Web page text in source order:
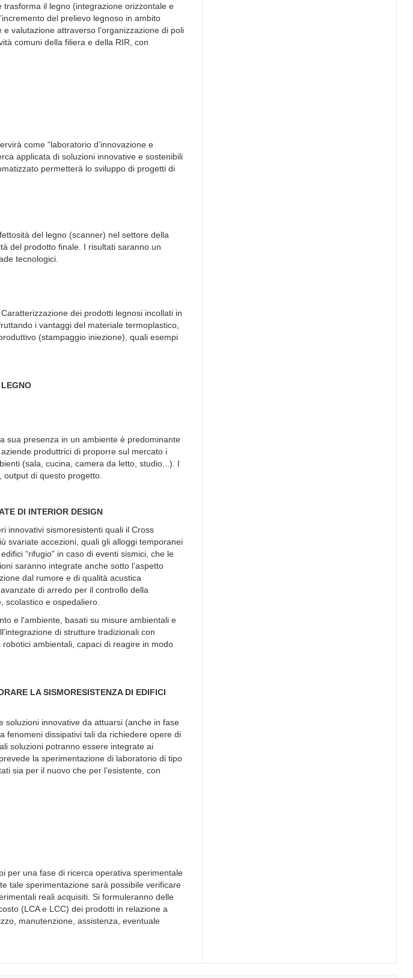
il legno (integrazione orizzontale e
del prelievo legnoso in ambito
valutazione attraverso l’organizzazione di poli
comuni della filiera e della RIR, con
come “laboratorio d’innovazione e
applicata di soluzioni innovative e sostenibili
permetterà lo sviluppo di progetti di
del legno (scanner) nel settore della
del prodotto finale. I risultati saranno un
tecnologici.
dei prodotti legnosi incollati in
i vantaggi del materiale termoplastico,
(stampaggio iniezione), quali esempi
sua presenza in un ambiente è predominante
produttrici di proporre sul mercato i
(sala, cucina, camera da letto, studio...). I
di questo progetto.
DI INTERIOR DESIGN
innovativi sismoresistenti quali il Cross
svariate accezioni, quali gli alloggi temporanei
“rifugio” in caso di eventi sismici, che le
saranno integrate anche sotto l’aspetto
dal rumore e di qualità acustica
di arredo per il controllo della
scolastico e ospedaliero.
e l'ambiente, basati su misure ambientali e
di strutture tradizionali con
ambientali, capaci di reagire in modo
LA SISMORESISTENZA DI EDIFICI
soluzioni innovative da attuarsi (anche in fase
fenomeni dissipativi tali da richiedere opere di
soluzioni potranno essere integrate ai
la sperimentazione di laboratorio di tipo
sia per il nuovo che per l’esistente, con
per una fase di ricerca operativa sperimentale
tale sperimentazione sarà possibile verificare
reali acquisiti. Si formuleranno delle
(LCA e LCC) dei prodotti in relazione a
manutenzione, assistenza, eventuale